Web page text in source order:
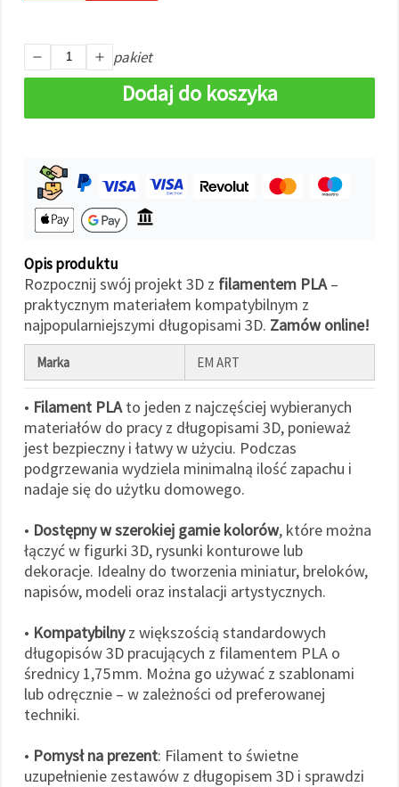
klikając
wszystkie
Ustawienia
pakiet
Dodaj do koszyka
Opis produktu
Rozpocznij swój projekt 3D z filamentem PLA –
praktycznym materiałem kompatybilnym z
najpopularniejszymi długopisami 3D. Zamów online!
Marka EM ART
• Filament PLA to jeden z najczęściej wybieranych
materiałów do pracy z długopisami 3D, ponieważ
jest bezpieczny i łatwy w użyciu. Podczas
podgrzewania wydziela minimalną ilość zapachu i
nadaje się do użytku domowego.
• Dostępny w szerokiej gamie kolorów, które można
łączyć w figurki 3D, rysunki konturowe lub
dekoracje. Idealny do tworzenia miniatur, breloków,
napisów, modeli oraz instalacji artystycznych.
• Kompatybilnyz większością standardowych
długopisów 3D pracujących z filamentem PLA o
średnicy 1,75 mm. Można go używać z szablonami
lub odręcznie – w zależności od preferowanej
techniki.
• Pomysł na prezent: Filament to świetne
uzupełnienie zestawów z długopisem 3D i sprawdzi